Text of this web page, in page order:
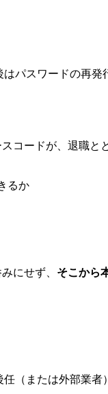
パスワードの再
ードが、退職と
るか
にせず、 そこから
（または外部業